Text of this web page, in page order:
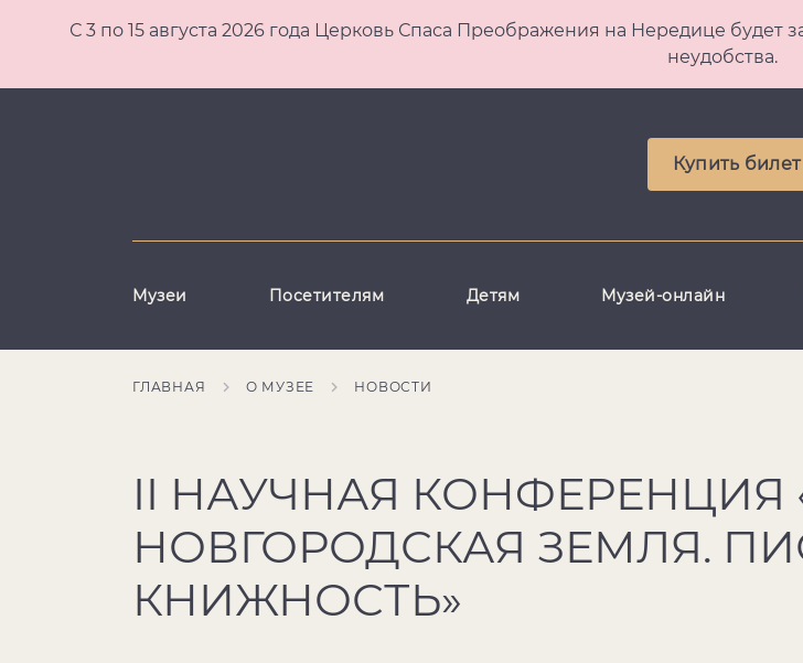
С 3 по 15 августа 2026 года Церковь Спаса Преображения на Нередице
неудобства.
Купить билет
Музеи Посетителям Детям Музей-онлайн
ГЛАВНАЯ О МУЗЕЕ НОВОСТИ
II НАУЧНАЯ КОНФЕРЕНЦИЯ
НОВГОРОДСКАЯ ЗЕМЛЯ.
КНИЖНОСТЬ»